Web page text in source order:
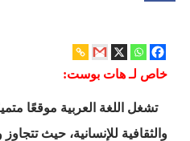
خاص لـ هات بوست:
تشغل اللغة العربية موقعًا
والثقافية للإنسانية، حيث